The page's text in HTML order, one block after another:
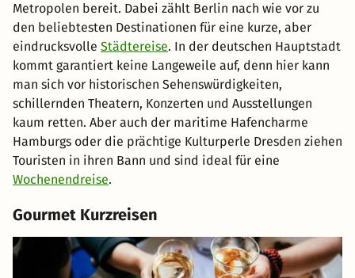
Metropolen bereit. Dabei zählt Berlin nach wie vor zu
den beliebtesten Destinationen für eine kurze, aber
eindrucksvolle Städtereise. In der deutschen Hauptstadt
kommt garantiert keine Langeweile auf, denn hier kann
man sich vor historischen Sehenswürdigkeiten,
schillernden Theatern, Konzerten und Ausstellungen
kaum retten. Aber auch der maritime Hafencharme
Hamburgs oder die prächtige Kulturperle Dresden ziehen
Touristen in ihren Bann und sind ideal für eine
Wochenendreise.
Gourmet Kurzreisen